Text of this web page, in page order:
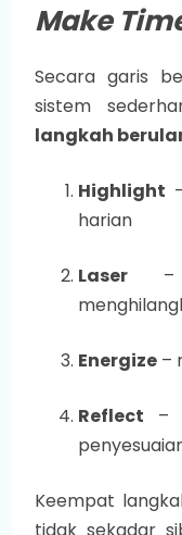
Make
Secara garis
sistem
langkah
Highlight
harian
Laser –
Energize –
Reflect –
Keempat
tidak sekadar